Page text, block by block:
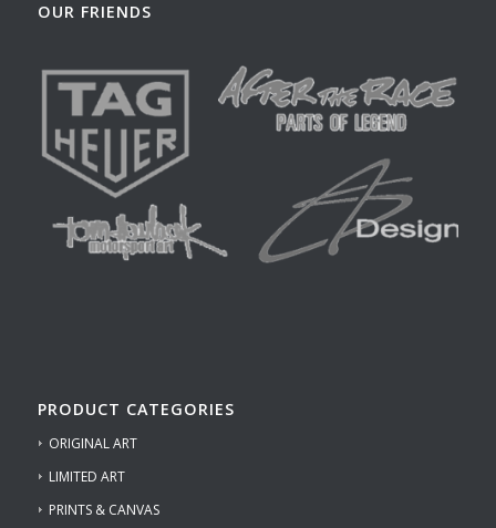
OUR FRIENDS
PRODUCT CATEGORIES
ORIGINAL ART
LIMITED ART
PRINTS & CANVAS